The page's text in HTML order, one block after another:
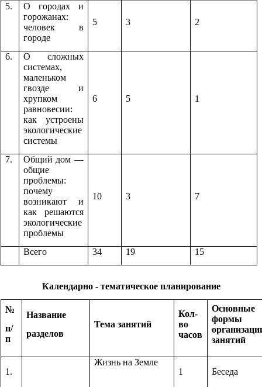
5.
О городах и
горожанах:
человек в
городе
5 3 2
6.
О сложных
системах,
маленьком
гвозде и
хрупком
равновесии:
как устроены
экологические
системы
6 5 1
7.
Общий дом —
общие
проблемы:
почему
возникают и
как решаются
экологические
проблемы
10 3 7
Всего 34 19 15
Календарно - тематическое планирование
№
п/
п
Название
разделов
Тема занятий
Кол-
во
часов
Основные
формы
занятий
1.
Жизнь на Земле
1
Беседа